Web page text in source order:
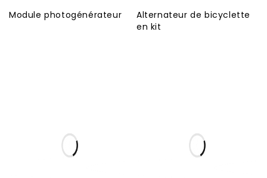
Module photogénérateur
Alternateur de bicyclette
en kit